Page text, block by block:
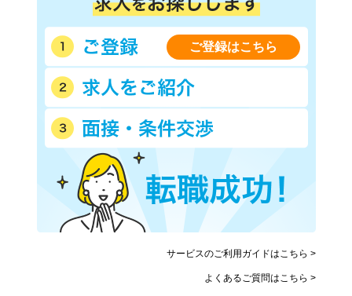
ご登録はこちら
サービスのご利用ガイドはこちら >
よくあるご質問はこちら >